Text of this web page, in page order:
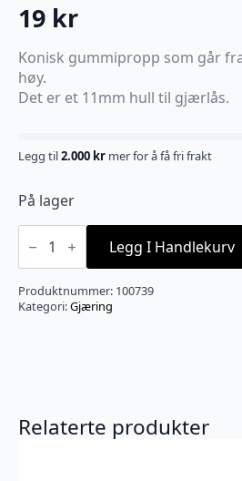
19 kr
Konisk gummipropp som går
høy.
Det er et 11mm hull til gjærlås.
Legg til2.000 kr mer for å få fri frakt
På lager
Gummipropp
til
-
Konisk
30x24mm
Legg I Handlekurv
Produktnummer: 100739
Kategori:Gjæring
Relaterte produkter